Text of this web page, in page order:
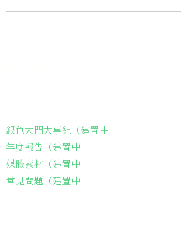
銀色大門大事紀（建置中
年度報告（建置中
媒體素材（建置中
常見問題（建置中